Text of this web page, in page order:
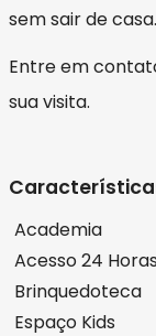
sem sair de casa.
Entre em
sua visita.
Academia
Acesso 24 Horas
Brinquedoteca
Espaço Kids